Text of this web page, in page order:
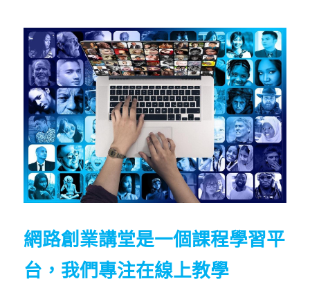
網路創業講堂是一個課程學習平
台，我們專注在線上教學